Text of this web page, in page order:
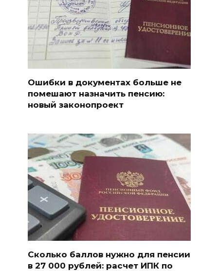
Ошибки в документах больше не
помешают назначить пенсию:
новый законопроект
Сколько баллов нужно для пенсии
в 27 000 рублей: расчет ИПК по